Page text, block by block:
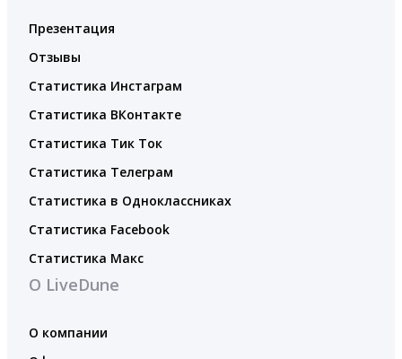
Презентация
Отзывы
Статистика Инстаграм
Статистика ВКонтакте
Статистика Тик Ток
Статистика Телеграм
Статистика в Одноклассниках
Статистика Facebook
Статистика Макс
О LiveDune
О компании